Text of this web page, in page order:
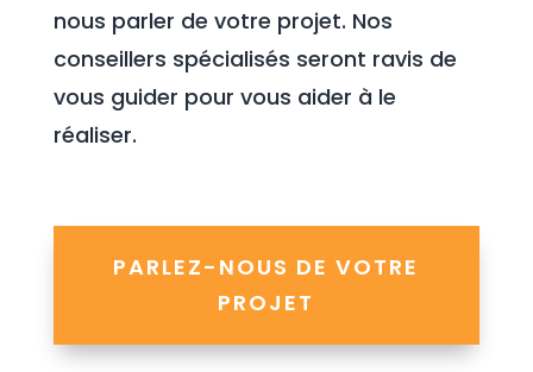
nous parler de votre projet. Nos
conseillers spécialisés seront ravis de
vous guider pour vous aider à le
réaliser.
PARLEZ-NOUS DE VOTRE
PROJET